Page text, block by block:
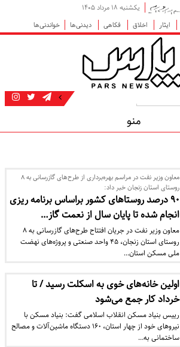
یکشنبه ۱۸ مرداد ۱۴۰۵
ایثار اخلاق فکاهی دیدنی‌ها خواندنی‌ها
منو
معاون وزیر نفت در مراسم بهره‌برداری از طرح‌های گازرسانی به ۸
روستای استان زنجان خبر داد:
۹۰ درصد روستاهای کشور براساس برنامه ریزی
انجام شده تا پایان سال از نعمت گاز…
معاون وزیر نفت در جریان افتتاح طرح‌های گازرسانی به ۸
روستای استان زنجان، ۴۵ واحد صنعتی و پروژه‌های نهضت
ملی مسکن استان…
اولین خانه‌های خوی به اسکلت رسید / تا
خرداد کار جمع می‌شود
رییس بنیاد مسکن انقلاب اسلامی گفت: بنیاد مسکن با
نیروهای خود از چهار استان، ۱۶۰ دستگاه ماشین‌آلات و مصالح
ساختمانی به…